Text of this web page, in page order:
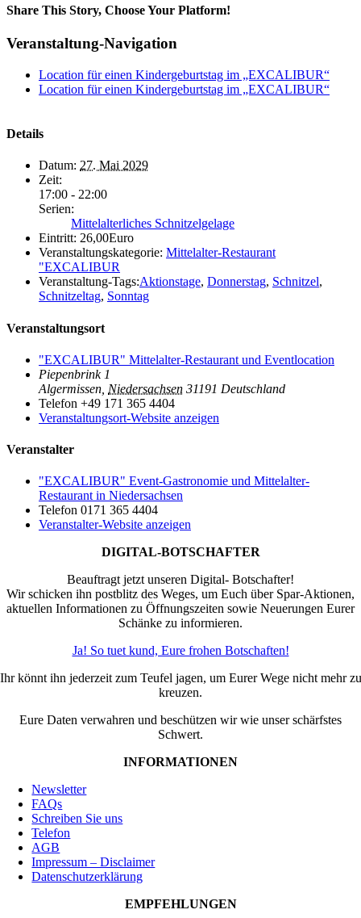
Share This Story, Choose Your Platform!
Veranstaltung-Navigation
Location für einen Kindergeburtstag im „EXCALIBUR“
Location für einen Kindergeburtstag im „EXCALIBUR“
Details
Datum: 27. Mai 2029
Zeit:
17:00 - 22:00
Serien:
Mittelalterliches Schnitzelgelage
Eintritt: 26,00Euro
Veranstaltungskategorie: Mittelalter-Restaurant
"EXCALIBUR
Veranstaltung-Tags:Aktionstage, Donnerstag, Schnitzel,
Schnitzeltag, Sonntag
Veranstaltungsort
"EXCALIBUR" Mittelalter-Restaurant und Eventlocation
Piepenbrink 1
Algermissen Niedersachsen 31191 Deutschland
Telefon +49 171 365 4404
Veranstaltungsort-Website anzeigen
Veranstalter
"EXCALIBUR" Event-Gastronomie und Mittelalter-
Restaurant in Niedersachsen
Telefon 0171 365 4404
Veranstalter-Website anzeigen
DIGITAL-BOTSCHAFTER
Beauftragt jetzt unseren Digital- Botschafter!
Wir schicken ihn postblitz des Weges, um Euch über Spar-Aktionen,
aktuellen Informationen zu Öffnungszeiten sowie Neuerungen Eurer
Schänke zu informieren.
Ja! So tuet kund, Eure frohen Botschaften!
Ihr könnt ihn jederzeit zum Teufel jagen, um Eurer Wege nicht mehr zu
kreuzen.
Eure Daten verwahren und beschützen wir wie unser schärfstes
Schwert.
INFORMATIONEN
Newsletter
FAQs
Schreiben Sie uns
Telefon
AGB
Impressum – Disclaimer
Datenschutzerklärung
EMPFEHLUNGEN